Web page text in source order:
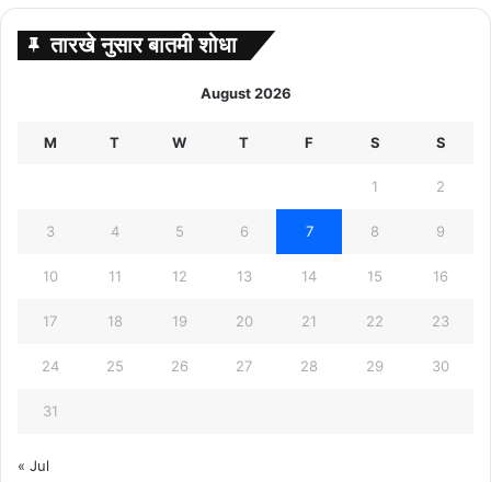
तारखे नुसार बातमी शोधा
August 2026
M T W T F S S
1 2
3 4 5 6 7 8 9
10 11 12 13 14 15 16
17 18 19 20 21 22 23
24 25 26 27 28 29 30
31
« Jul